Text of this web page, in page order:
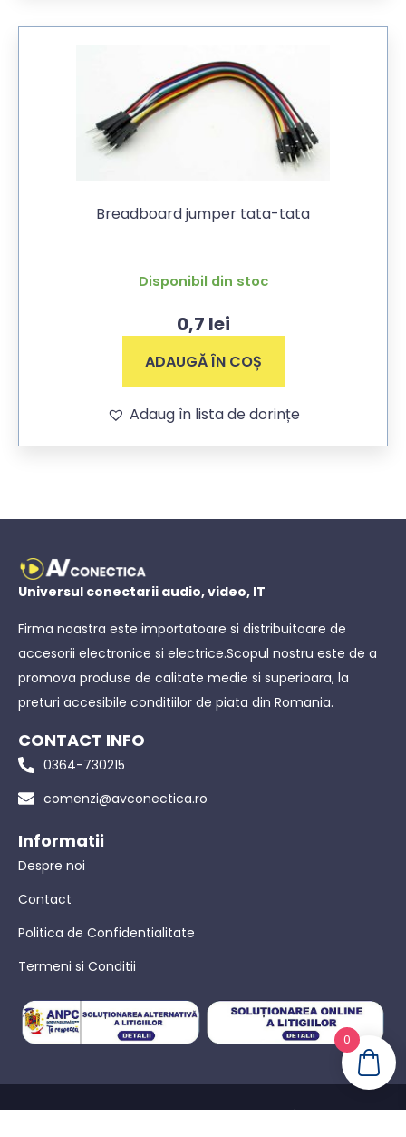
Breadboard jumper tata-tata
Disponibil din stoc
0,7 lei
ADAUGĂ ÎN COȘ
Adaug în lista de dorințe
Universul conectarii audio, video, IT
Firma noastra este importatoare si distribuitoare de
accesorii electronice si electrice.Scopul nostru este de a
promova produse de calitate medie si superioara, la
preturi accesibile conditiilor de piata din Romania.
CONTACT INFO
0364-730215
comenzi@avconectica.ro
Informatii
Despre noi
Contact
Politica de Confidentialitate
Termeni si Conditii
© AVConectica – Toate drepturile rezervate! |Politica de
0